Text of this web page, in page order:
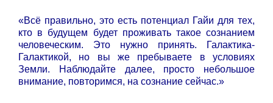
«Всё правильно, это есть потенциал Гайи для тех,
кто в будущем будет проживать такое сознанием
человеческим. Это нужно принять. Галактика-
Галактикой, но вы же пребываете в условиях
Земли. Наблюдайте далее, просто небольшое
внимание, повторимся, на сознание сейчас.»